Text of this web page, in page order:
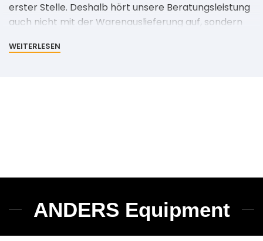
erster Stelle. Deshalb hört unsere Beratungsleistung
auch nicht mit der Warenauslieferung auf, sondern
Dienstleistungen, die Sie kompetent und schnell
WEITERLESEN
ANDERS Equipment